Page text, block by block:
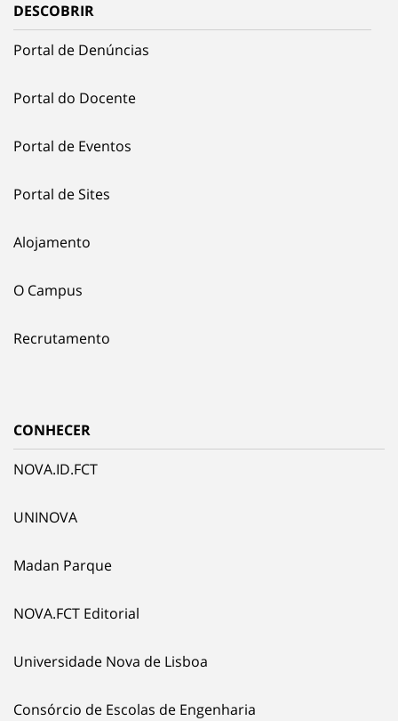
DESCOBRIR
Portal de Denúncias
Portal do Docente
Portal de Eventos
Portal de Sites
Alojamento
O Campus
Recrutamento
CONHECER
NOVA.ID.FCT
UNINOVA
Madan Parque
NOVA.FCT Editorial
Universidade Nova de Lisboa
Consórcio de Escolas de Engenharia